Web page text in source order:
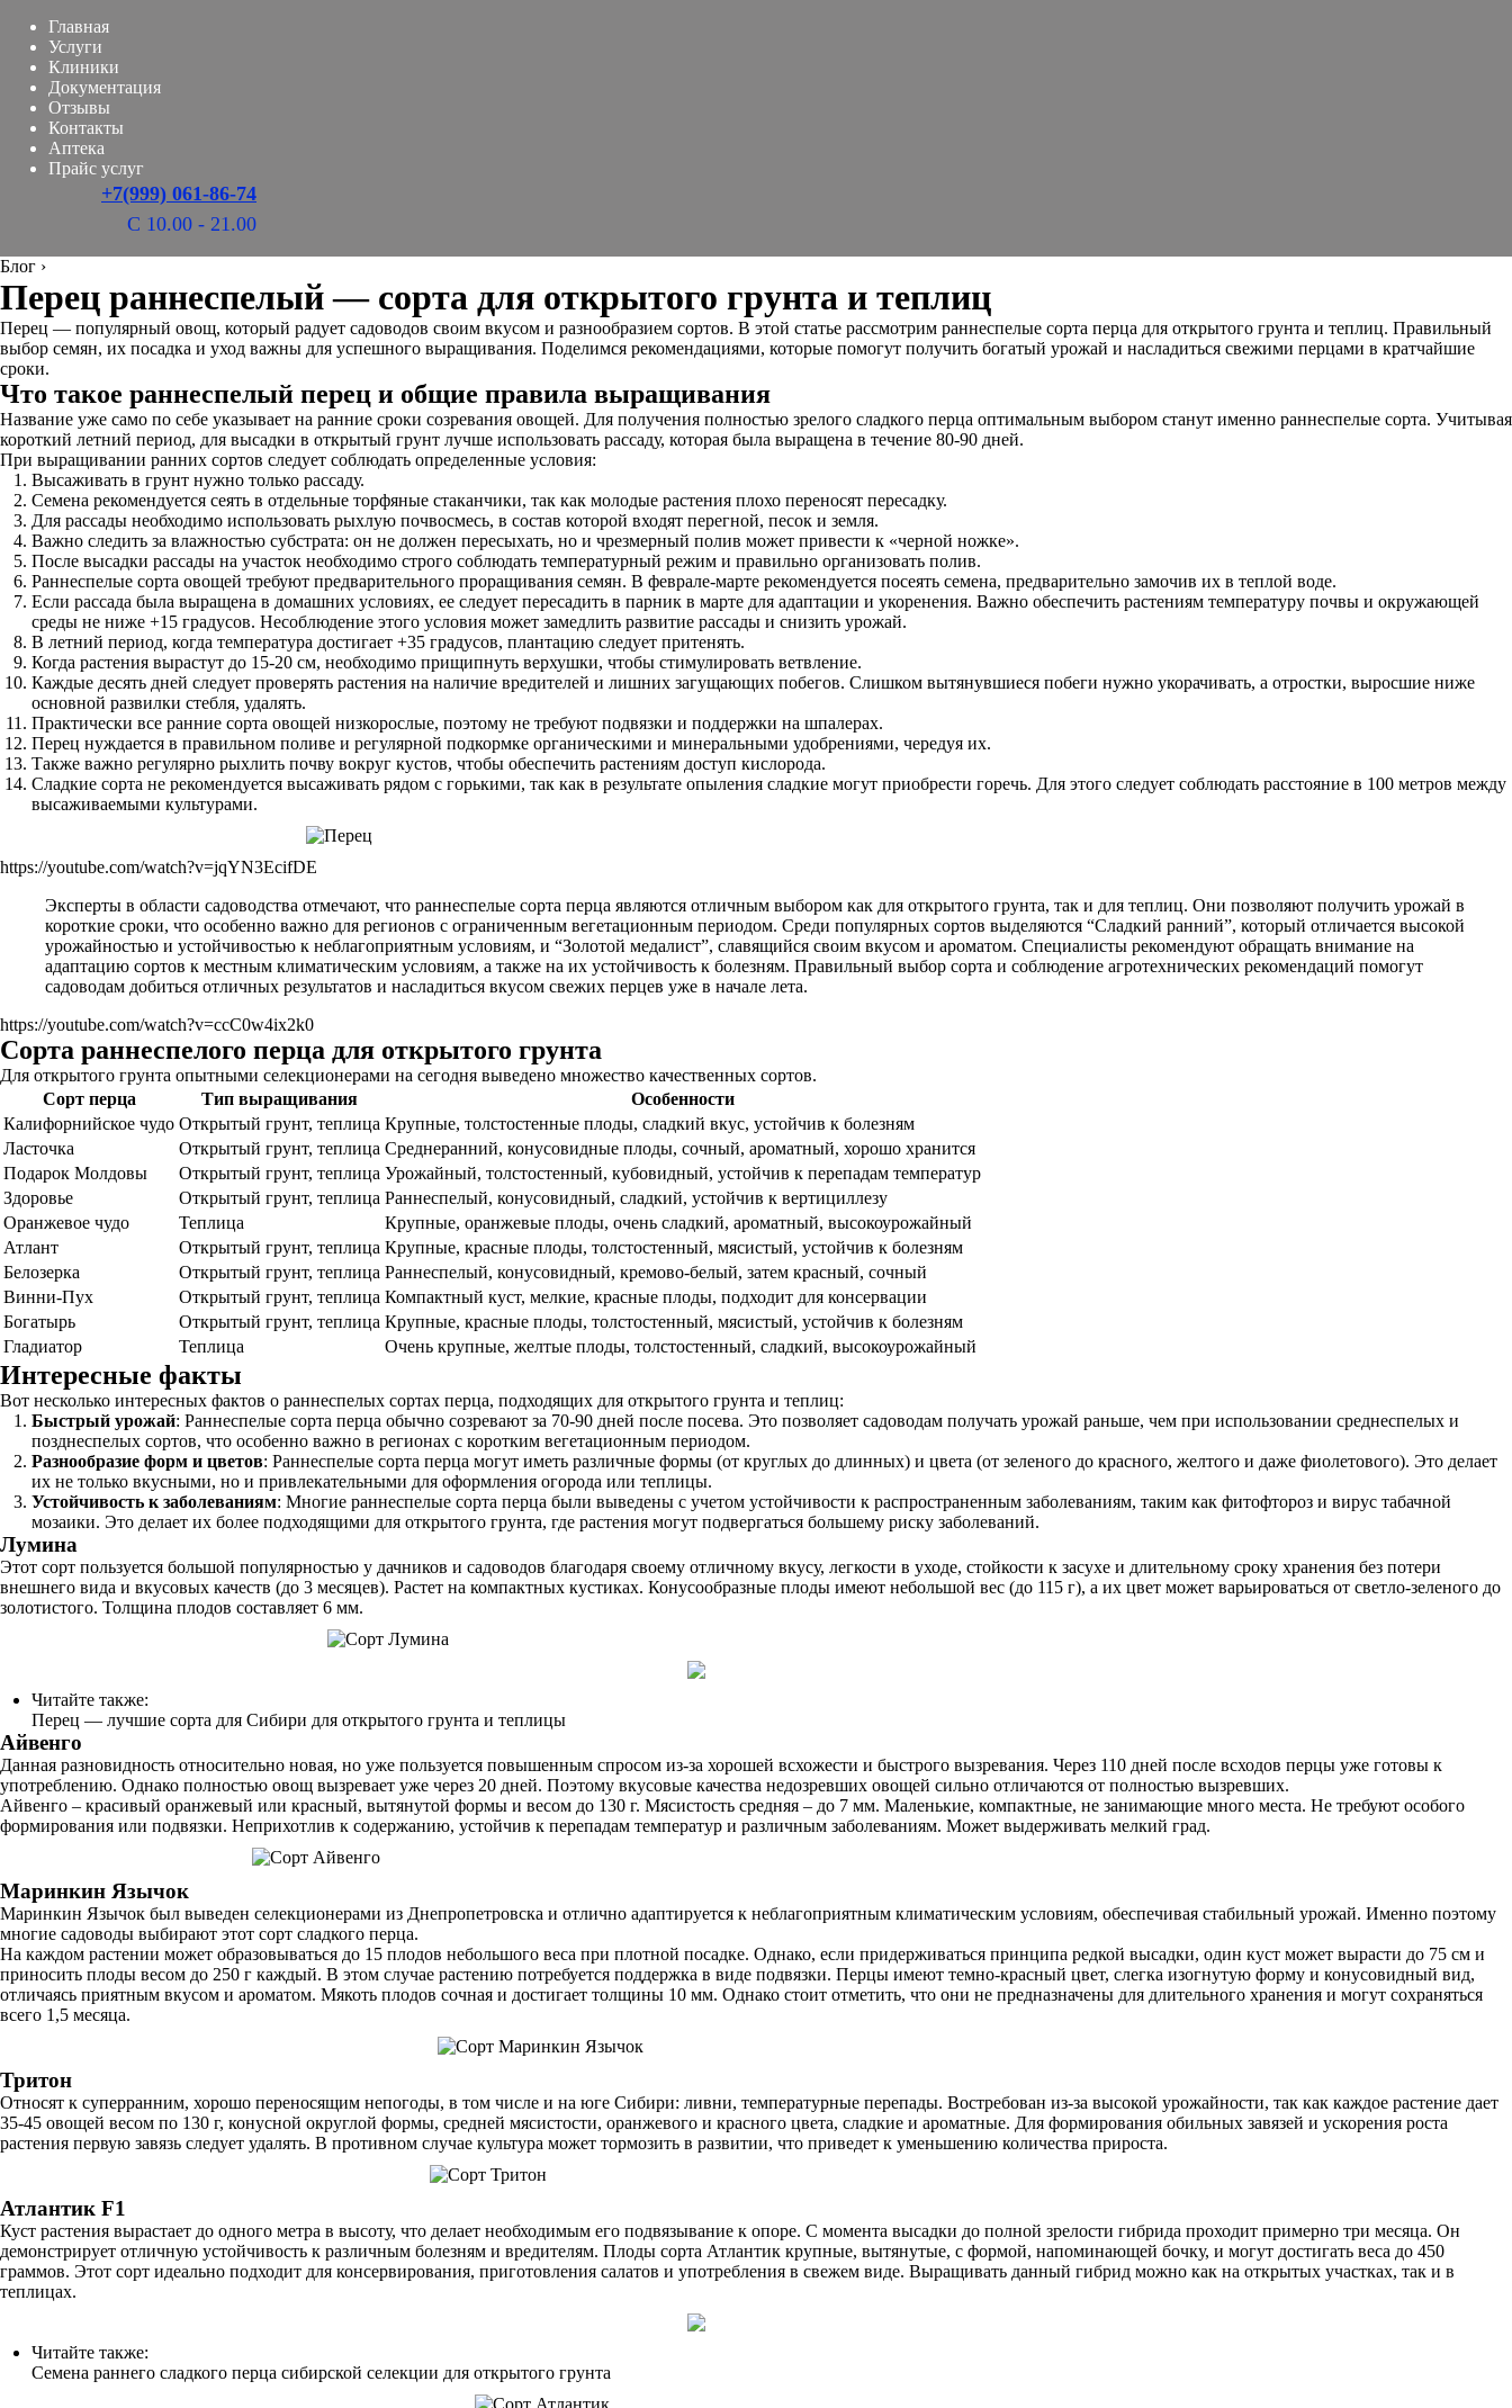
Главная
Услуги
Клиники
Документация
Отзывы
Контакты
Аптека
Прайс услуг
+7(999) 061-86-74
С 10.00 - 21.00
Блог ›
Перец раннеспелый — сорта для открытого грунта и теплиц
Перец — популярный овощ, который радует садоводов своим вкусом и разнообразием сортов. В этой статье рассмотрим раннеспелые сорта перца для открытого грунта и теплиц. Правильный
выбор семян, их посадка и уход важны для успешного выращивания. Поделимся рекомендациями, которые помогут получить богатый урожай и насладиться свежими перцами в кратчайшие
сроки.
Что такое раннеспелый перец и общие правила выращивания
Название уже само по себе указывает на ранние сроки созревания овощей. Для получения полностью зрелого сладкого перца оптимальным выбором станут именно раннеспелые сорта. Учитывая
короткий летний период, для высадки в открытый грунт лучше использовать рассаду, которая была выращена в течение 80-90 дней.
При выращивании ранних сортов следует соблюдать определенные условия:
Высаживать в грунт нужно только рассаду.
Семена рекомендуется сеять в отдельные торфяные стаканчики, так как молодые растения плохо переносят пересадку.
Для рассады необходимо использовать рыхлую почвосмесь, в состав которой входят перегной, песок и земля.
Важно следить за влажностью субстрата: он не должен пересыхать, но и чрезмерный полив может привести к «черной ножке».
После высадки рассады на участок необходимо строго соблюдать температурный режим и правильно организовать полив.
Раннеспелые сорта овощей требуют предварительного проращивания семян. В феврале-марте рекомендуется посеять семена, предварительно замочив их в теплой воде.
Если рассада была выращена в домашних условиях, ее следует пересадить в парник в марте для адаптации и укоренения. Важно обеспечить растениям температуру почвы и окружающей
среды не ниже +15 градусов. Несоблюдение этого условия может замедлить развитие рассады и снизить урожай.
В летний период, когда температура достигает +35 градусов, плантацию следует притенять.
Когда растения вырастут до 15-20 см, необходимо прищипнуть верхушки, чтобы стимулировать ветвление.
Каждые десять дней следует проверять растения на наличие вредителей и лишних загущающих побегов. Слишком вытянувшиеся побеги нужно укорачивать, а отростки, выросшие ниже
основной развилки стебля, удалять.
Практически все ранние сорта овощей низкорослые, поэтому не требуют подвязки и поддержки на шпалерах.
Перец нуждается в правильном поливе и регулярной подкормке органическими и минеральными удобрениями, чередуя их.
Также важно регулярно рыхлить почву вокруг кустов, чтобы обеспечить растениям доступ кислорода.
Сладкие сорта не рекомендуется высаживать рядом с горькими, так как в результате опыления сладкие могут приобрести горечь. Для этого следует соблюдать расстояние в 100 метров между
высаживаемыми культурами.
https://youtube.com/watch?v=jqYN3EcifDE
Эксперты в области садоводства отмечают, что раннеспелые сорта перца являются отличным выбором как для открытого грунта, так и для теплиц. Они позволяют получить урожай в
короткие сроки, что особенно важно для регионов с ограниченным вегетационным периодом. Среди популярных сортов выделяются “Сладкий ранний”, который отличается высокой
урожайностью и устойчивостью к неблагоприятным условиям, и “Золотой медалист”, славящийся своим вкусом и ароматом. Специалисты рекомендуют обращать внимание на
адаптацию сортов к местным климатическим условиям, а также на их устойчивость к болезням. Правильный выбор сорта и соблюдение агротехнических рекомендаций помогут
садоводам добиться отличных результатов и насладиться вкусом свежих перцев уже в начале лета.
https://youtube.com/watch?v=ccC0w4ix2k0
Сорта раннеспелого перца для открытого грунта
Для открытого грунта опытными селекционерами на сегодня выведено множество качественных сортов.
Сорт перца
Тип выращивания
Особенности
Калифорнийское чудо Открытый грунт, теплица Крупные, толстостенные плоды, сладкий вкус, устойчив к болезням
Ласточка
Открытый грунт, теплица Среднеранний, конусовидные плоды, сочный, ароматный, хорошо хранится
Подарок Молдовы
Открытый грунт, теплица Урожайный, толстостенный, кубовидный, устойчив к перепадам температур
Здоровье
Открытый грунт, теплица Раннеспелый, конусовидный, сладкий, устойчив к вертициллезу
Оранжевое чудо
Теплица
Крупные, оранжевые плоды, очень сладкий, ароматный, высокоурожайный
Атлант
Открытый грунт, теплица Крупные, красные плоды, толстостенный, мясистый, устойчив к болезням
Белозерка
Открытый грунт, теплица Раннеспелый, конусовидный, кремово-белый, затем красный, сочный
Винни-Пух
Открытый грунт, теплица Компактный куст, мелкие, красные плоды, подходит для консервации
Богатырь
Открытый грунт, теплица Крупные, красные плоды, толстостенный, мясистый, устойчив к болезням
Гладиатор
Теплица Очень крупные, желтые плоды, толстостенный, сладкий, высокоурожайный
Интересные факты
Вот несколько интересных фактов о раннеспелых сортах перца, подходящих для открытого грунта и теплиц:
Быстрый урожай: Раннеспелые сорта перца обычно созревают за 70-90 дней после посева. Это позволяет садоводам получать урожай раньше, чем при использовании среднеспелых и
позднеспелых сортов, что особенно важно в регионах с коротким вегетационным периодом.
Разнообразие форм и цветов: Раннеспелые сорта перца могут иметь различные формы (от круглых до длинных) и цвета (от зеленого до красного, желтого и даже фиолетового). Это делает
их не только вкусными, но и привлекательными для оформления огорода или теплицы.
Устойчивость к заболеваниям: Многие раннеспелые сорта перца были выведены с учетом устойчивости к распространенным заболеваниям, таким как фитофтороз и вирус табачной
мозаики. Это делает их более подходящими для открытого грунта, где растения могут подвергаться большему риску заболеваний.
Лумина
Этот сорт пользуется большой популярностью у дачников и садоводов благодаря своему отличному вкусу, легкости в уходе, стойкости к засухе и длительному сроку хранения без потери
внешнего вида и вкусовых качеств (до 3 месяцев). Растет на компактных кустиках. Конусообразные плоды имеют небольшой вес (до 115 г), а их цвет может варьироваться от светло-зеленого до
золотистого. Толщина плодов составляет 6 мм.
Читайте также:
Перец — лучшие сорта для Сибири для открытого грунта и теплицы
Айвенго
Данная разновидность относительно новая, но уже пользуется повышенным спросом из-за хорошей всхожести и быстрого вызревания. Через 110 дней после всходов перцы уже готовы к
употреблению. Однако полностью овощ вызревает уже через 20 дней. Поэтому вкусовые качества недозревших овощей сильно отличаются от полностью вызревших.
Айвенго – красивый оранжевый или красный, вытянутой формы и весом до 130 г. Мясистость средняя – до 7 мм. Маленькие, компактные, не занимающие много места. Не требуют особого
формирования или подвязки. Неприхотлив к содержанию, устойчив к перепадам температур и различным заболеваниям. Может выдерживать мелкий град.
Маринкин Язычок
Маринкин Язычок был выведен селекционерами из Днепропетровска и отлично адаптируется к неблагоприятным климатическим условиям, обеспечивая стабильный урожай. Именно поэтому
многие садоводы выбирают этот сорт сладкого перца.
На каждом растении может образовываться до 15 плодов небольшого веса при плотной посадке. Однако, если придерживаться принципа редкой высадки, один куст может вырасти до 75 см и
приносить плоды весом до 250 г каждый. В этом случае растению потребуется поддержка в виде подвязки. Перцы имеют темно-красный цвет, слегка изогнутую форму и конусовидный вид,
отличаясь приятным вкусом и ароматом. Мякоть плодов сочная и достигает толщины 10 мм. Однако стоит отметить, что они не предназначены для длительного хранения и могут сохраняться
всего 1,5 месяца.
Тритон
Относят к суперранним, хорошо переносящим непогоды, в том числе и на юге Сибири: ливни, температурные перепады. Востребован из-за высокой урожайности, так как каждое растение дает
35-45 овощей весом по 130 г, конусной округлой формы, средней мясистости, оранжевого и красного цвета, сладкие и ароматные. Для формирования обильных завязей и ускорения роста
растения первую завязь следует удалять. В противном случае культура может тормозить в развитии, что приведет к уменьшению количества прироста.
Атлантик F1
Куст растения вырастает до одного метра в высоту, что делает необходимым его подвязывание к опоре. С момента высадки до полной зрелости гибрида проходит примерно три месяца. Он
демонстрирует отличную устойчивость к различным болезням и вредителям. Плоды сорта Атлантик крупные, вытянутые, с формой, напоминающей бочку, и могут достигать веса до 450
граммов. Этот сорт идеально подходит для консервирования, приготовления салатов и употребления в свежем виде. Выращивать данный гибрид можно как на открытых участках, так и в
теплицах.
Читайте также:
Семена раннего сладкого перца сибирской селекции для открытого грунта